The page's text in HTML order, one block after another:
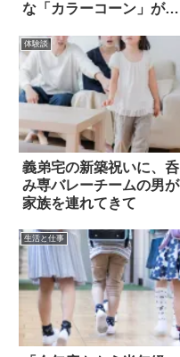
な「カラーコーン」が話
体験談
義弟宅の新築祝いに、呑
み専バレーチームの男が
家族を連れてきて
生活と仕事